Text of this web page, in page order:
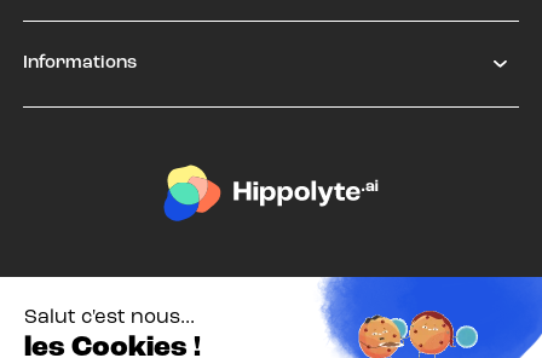
Informations
Salut c'est nous...
les Cookies !